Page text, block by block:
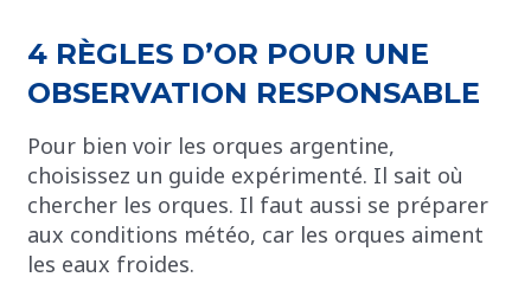
4 RÈGLES D’OR POUR UNE
OBSERVATION RESPONSABLE
Pour bien voir les orques argentine,
choisissez un guide expérimenté. Il sait où
chercher les orques. Il faut aussi se préparer
aux conditions météo, car les orques aiment
les eaux froides.